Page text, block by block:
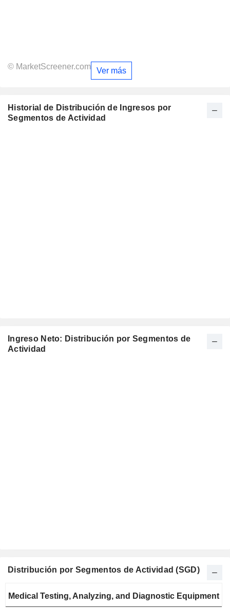
© MarketScreener.com Ver más
Historial de Distribución de Ingresos por
Segmentos de Actividad
Ingreso Neto: Distribución por Segmentos de
Actividad
Distribución por Segmentos de Actividad (SGD)
fiscal:
Medical Testing, Analyzing, and Diagnostic Equipment